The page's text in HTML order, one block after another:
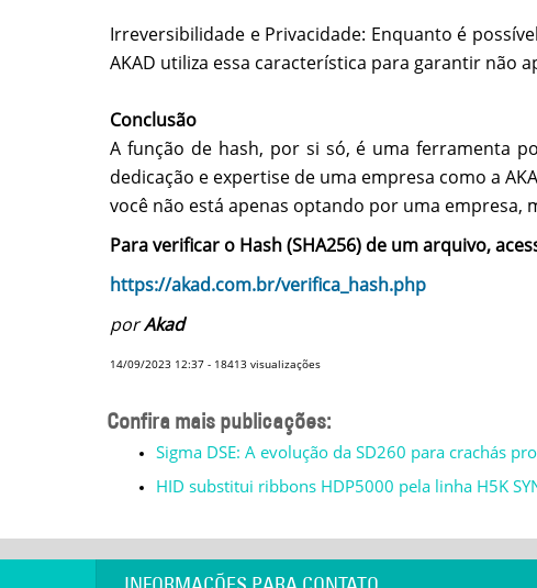
Irreversibilidade e Privacidade: Enquanto é
AKAD utiliza essa característica para garantir não
Conclusão
A função de hash, por si só, é uma ferramenta
dedicação e expertise de uma empresa como a
você não está apenas optando por uma empresa,
Para verificar o Hash (SHA256) de um arquivo,
https://akad.com.br/verifica_hash.php
porAkad
14/09/2023 12:37 - 18413 visualizações
Confira mais publicações:
Sigma DSE: A evolução da SD260 para crachás
HID substitui ribbons HDP5000 pela linha H5K